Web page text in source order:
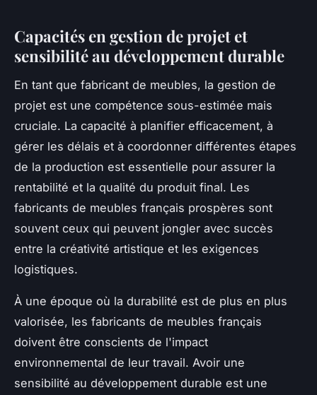
Capacités en gestion de projet et
sensibilité au développement durable
En tant que fabricant de meubles, la gestion de
projet est une compétence sous-estimée mais
cruciale. La capacité à planifier efficacement, à
gérer les délais et à coordonner différentes étapes
de la production est essentielle pour assurer la
rentabilité et la qualité du produit final. Les
fabricants de meubles français prospères sont
souvent ceux qui peuvent jongler avec succès
entre la créativité artistique et les exigences
logistiques.
À une époque où la durabilité est de plus en plus
valorisée, les fabricants de meubles français
doivent être conscients de l'impact
environnemental de leur travail. Avoir une
sensibilité au développement durable est une